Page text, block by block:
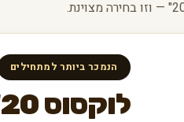
הנמכר ביותר למתחילים
לוקסוס 20"